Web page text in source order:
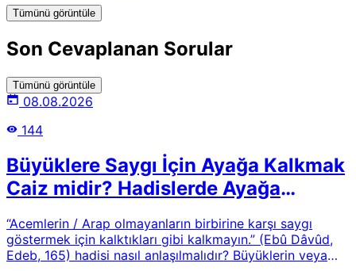
Tümünü görüntüle
Son Cevaplanan Sorular
Tümünü görüntüle
08.08.2026
144
Büyüklere Saygı İçin Ayağa Kalkmak
Caiz midir? Hadislerde Ayağa
“Acemlerin / Arap olmayanların birbirine karşı saygı
göstermek için kalktıkları gibi kalkmayın.” (Ebû Dâvûd,
Edeb, 165) hadisi nasıl anlaşılmalıdır? Büyüklerin veya